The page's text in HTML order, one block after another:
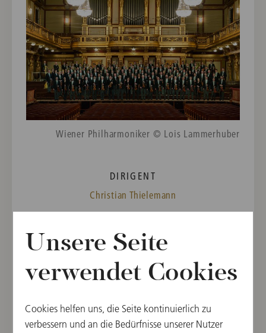
Wiener Philharmoniker © Lois Lammerhuber
DIRIGENT
Christian Thielemann
Wiener Philharmoniker
PROGRAMM
Symphonie Nr. 5 in B-Dur, WAB 105
Unsere Seite
verwendet Cookies
Cookies helfen uns, die Seite kontinuierlich zu
verbessern und an die Bedürfnisse unserer Nutzer